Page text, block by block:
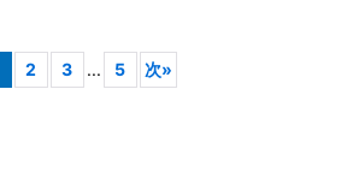
2 3 ... 5 次»